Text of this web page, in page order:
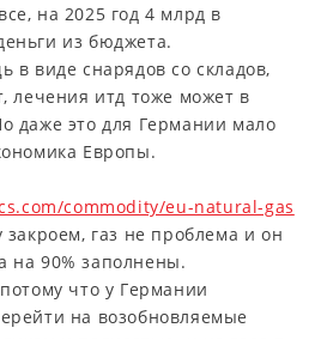
на 2025 год 4 млрд в
из бюджета.
в виде снарядов со складов,
лечения итд тоже может в
даже это для Германии мало
Европы.
commodity/eu-natural-gas
закроем, газ не проблема и он
на 90% заполнены.
что у Германии
на возобновляемые